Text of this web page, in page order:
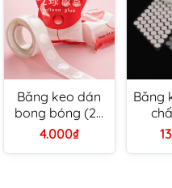
Băng keo dán
bong bóng (25
cuộn/ bịch)
4.000₫
Băng